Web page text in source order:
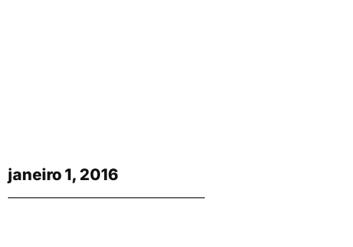
janeiro 1, 2016